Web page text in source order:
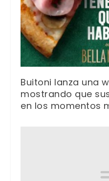
Buitoni lanza una
mostrando que
en los momentos